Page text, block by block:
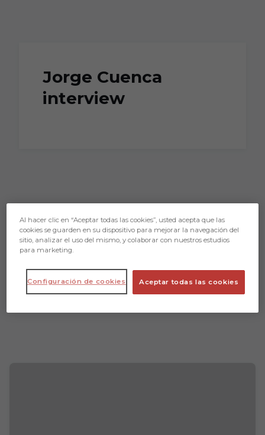
Jorge Cuenca
interview
Al hacer clic en “Aceptar todas las cookies”, usted acepta que las
cookies se guarden en su dispositivo para mejorar la navegación del
sitio, analizar el uso del mismo, y colaborar con nuestros estudios
para marketing.
Aceptar todas las cookies
Configuración de cookies